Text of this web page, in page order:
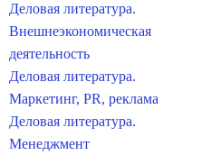
Деловая литература.
Внешнеэкономическая
деятельность
Деловая литература.
Маркетинг, PR, реклама
Деловая литература.
Менеджмент